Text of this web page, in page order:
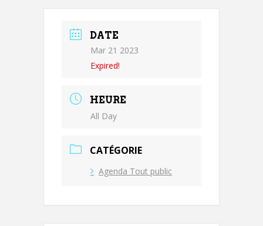
DATE
Mar 21 2023
Expired!
HEURE
All Day
CATÉGORIE
Agenda Tout public